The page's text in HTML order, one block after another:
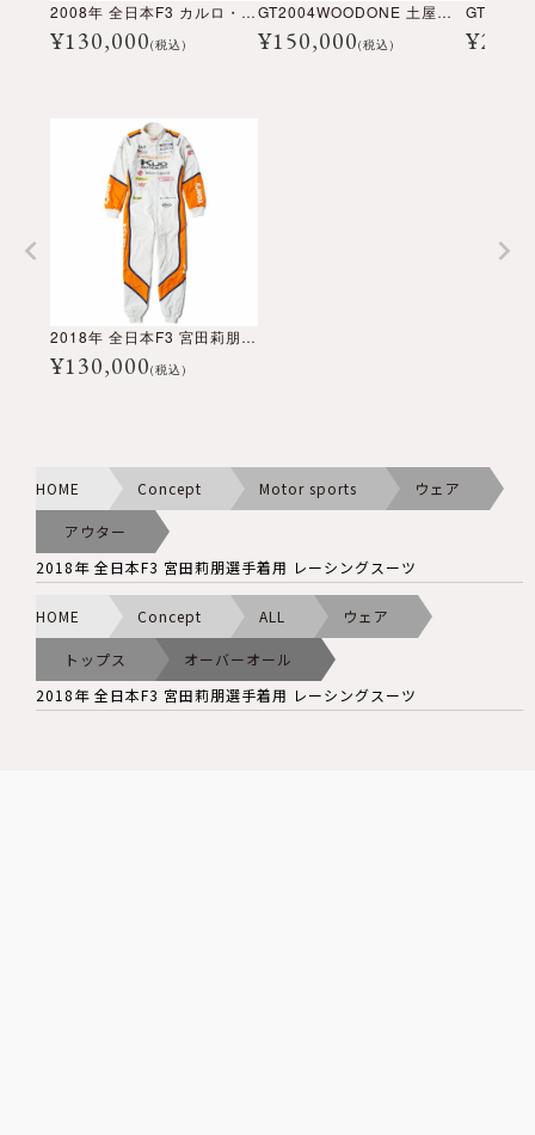
2008年 全日本F3 カルロ・ヴァン・ダム選手着用 レーシングスーツ
¥130,000(税込)
GT2004WOODONE 土屋武士選手着用 レーシングスーツ
¥150,000(税込) ¥
2018年 全日本F3 宮田莉朋選手着用 レーシングスーツ
¥130,000(税込)
HOME Concept Motor sports ウェア
アウター
2018年 全日本F3 宮田莉朋選手着用 レーシングスーツ
HOME Concept ALL ウェア
トップス
オーバーオール
2018年 全日本F3 宮田莉朋選手着用 レーシングスーツ